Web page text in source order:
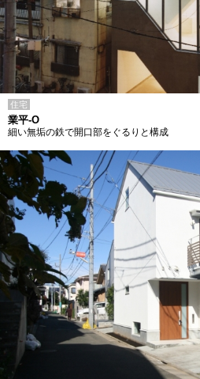
住宅
業平-O
細い無垢の鉄で開口部をぐるりと構成